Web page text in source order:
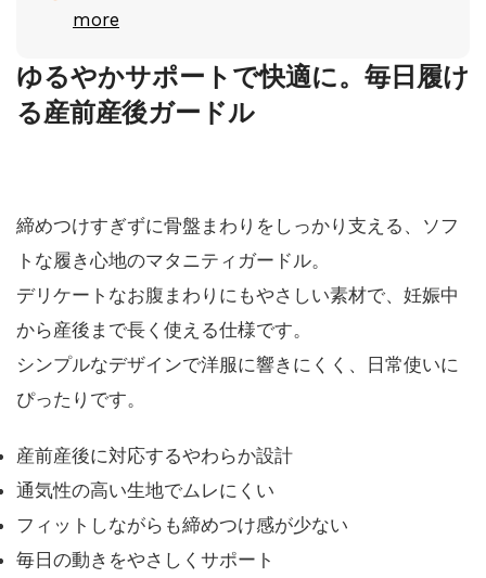
more
ゆるやかサポートで快適に。毎日履け
る産前産後ガードル
締めつけすぎずに骨盤まわりをしっかり支える、ソフ
トな履き心地のマタニティガードル。
デリケートなお腹まわりにもやさしい素材で、妊娠中
から産後まで長く使える仕様です。
シンプルなデザインで洋服に響きにくく、日常使いに
ぴったりです。
産前産後に対応するやわらか設計
通気性の高い生地でムレにくい
フィットしながらも締めつけ感が少ない
毎日の動きをやさしくサポート